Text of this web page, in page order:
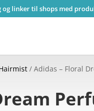
og linker til shops med
/ Adidas – Floral